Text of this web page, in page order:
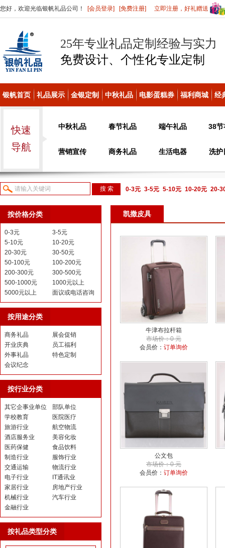
您好，欢迎光临银帆礼品公司！ [会员登录] [免费注册] 立即注册，好礼赠送
25年专业礼品定制经验与实力
免费设计、个性化专业定制
银帆首页 礼品展示 金银定制 中秋礼品 电影蛋糕券 福利商城 经
快速
导航
中秋礼品 春节礼品 端午礼品 38节
营销宣传 商务礼品 生活电器 洗护
0-3元 3-5元 5-10元 10-20元 20-
议或电话咨询
按价格分类
0-3元
3-5元
5-10元
10-20元
20-30元
30-50元
50-100元
100-200元
200-300元
300-500元
500-1000元
1000元以上
5000元以上
面议或电话咨询
按用途分类
商务礼品
展会促销
开业庆典
员工福利
外事礼品
特色定制
会议纪念
按行业分类
其它企事业单位
部队单位
学校教育
医院医疗
旅游行业
航空物流
酒店服务业
美容化妆
医药保健
食品饮料
制造行业
服饰行业
交通运输
物流行业
电子行业
IT通讯业
家居行业
房地产行业
机械行业
汽车行业
金融行业
按礼品类型分类
凯撒皮具
牛津布拉杆箱
市场价：0 元
会员价： 订单询价
公文包
市场价：0 元
会员价： 订单询价